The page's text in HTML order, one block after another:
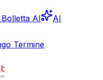
AI AI
Termine